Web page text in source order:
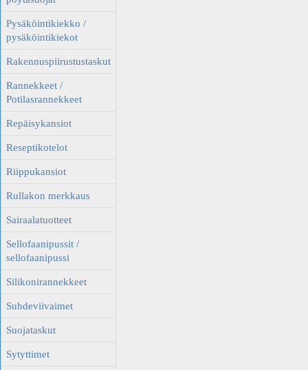
Pysäköintikiekko /
pysäköintikiekot
Rakennuspiirustustaskut
Rannekkeet /
Potilasrannekkeet
Repäisykansiot
Reseptikotelot
Riippukansiot
Rullakon merkkaus
Sairaalatuotteet
Sellofaanipussit /
sellofaanipussi
Silikonirannekkeet
Suhdeviivaimet
Suojataskut
Sytyttimet